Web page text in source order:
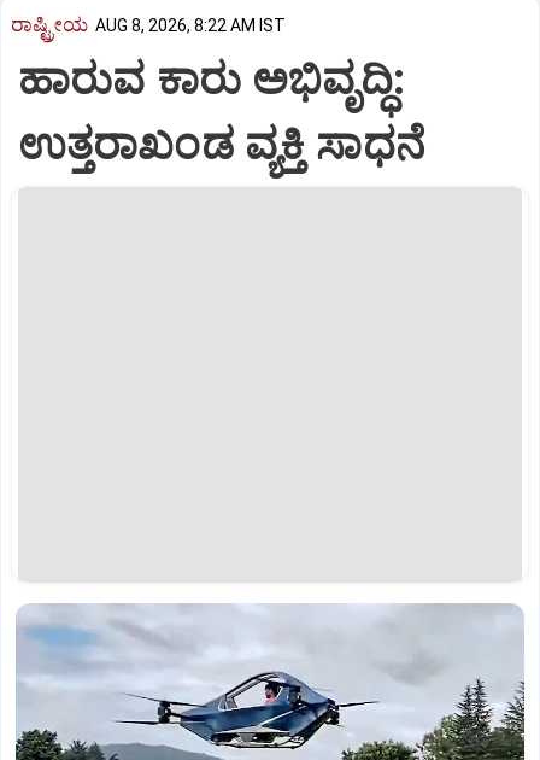
ರಾಷ್ಟ್ರೀಯ AUG 8, 2026, 8:22 AM IST
ಹಾರುವ ಕಾರು ಅಭಿವೃದ್ಧಿ:
ಉತ್ತರಾಖಂಡ ವ್ಯಕ್ತಿ ಸಾಧನೆ